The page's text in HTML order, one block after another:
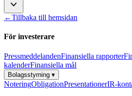
←Tillbaka till hemsidan
För investerare
PressmeddelandenFinansiella rapporter
kalenderFinansiella mål
Bolagsstyrning ▾
NoteringObligationPresentationerIR-